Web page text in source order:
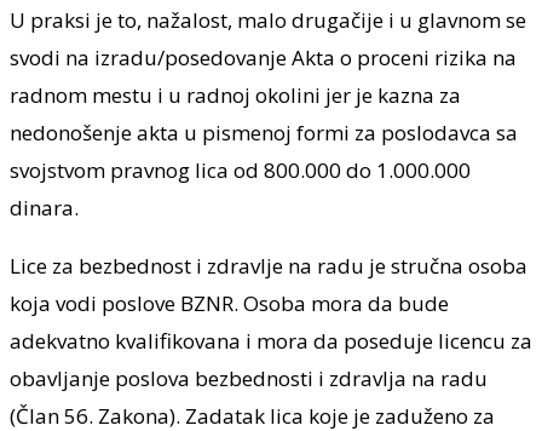
U praksi je to, nažalost, malo drugačije i u glavnom se
svodi na izradu/posedovanje Akta o proceni rizika na
radnom mestu i u radnoj okolini jer je kazna za
nedonošenje akta u pismenoj formi za poslodavca sa
svojstvom pravnog lica od 800.000 do 1.000.000
dinara.
Lice za bezbednost i zdravlje na radu je stručna osoba
koja vodi poslove BZNR. Osoba mora da bude
adekvatno kvalifikovana i mora da poseduje licencu za
obavljanje poslova bezbednosti i zdravlja na radu
(Član 56. Zakona). Zadatak lica koje je zaduženo za